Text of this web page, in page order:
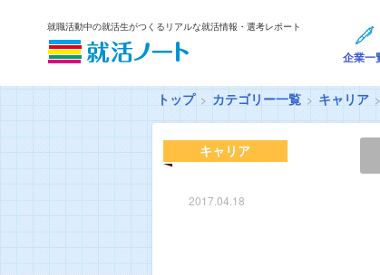
就職活動中の就活生がつくるリアルな就活情報・選考レポート
企業一
トップ カテゴリー一覧 キャリア
キャリア
2017.04.18